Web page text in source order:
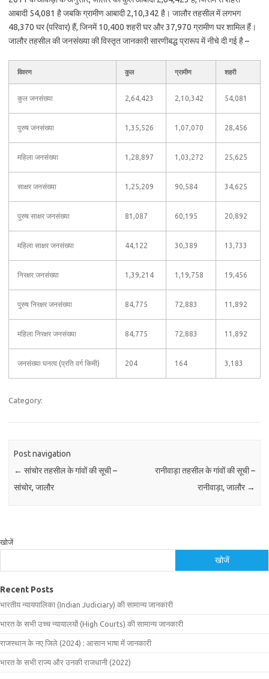
आबादी 54,081 है जबकि ग्रामीण आबादी 2,10,342 है। जालौर तहसील में लगभग
48,370 घर (परिवार) हैं, जिनमें 10,400 शहरी घर और 37,970 ग्रामीण घर शामिल हैं।
जालौर तहसील की जनसंख्या की विस्तृत जानकारी सारणीबद्ध प्रारूप में नीचे दी गई है –
विवरण कुल ग्रामीण शहरी
कुल जनसंख्या 2,64,423 2,10,342 54,081
पुरुष जनसंख्या 1,35,526 1,07,070 28,456
महिला जनसंख्या 1,28,897 1,03,272 25,625
साक्षर जनसंख्या 1,25,209 90,584 34,625
पुरुष साक्षर जनसंख्या 81,087 60,195 20,892
महिला साक्षर जनसंख्या 44,122 30,389 13,733
निरक्षर जनसंख्या 1,39,214 1,19,758 19,456
पुरुष निरक्षर जनसंख्या 84,775 72,883 11,892
महिला निरक्षर जनसंख्या 84,775 72,883 11,892
जनसंख्या घनत्व (प्रति वर्ग किमी) 204 164 3,183
Category:
Post navigation
← सांचोर तहसील के गांवों की सूची –
सांचोर, जालौर
रानीवाड़ा तहसील के गांवों की सूची –
रानीवाड़ा, जालौर →
खोजें
खोजें
Recent Posts
भारतीय न्यायपालिका (Indian Judiciary) की सामान्य जानकारी
भारत के सभी उच्च न्यायालयों (High Courts) की सामान्य जानकारी
राजस्थान के नए जिले (2024) : आसान भाषा में जानकारी
भारत के सभी राज्य और उनकी राजधानी (2022)